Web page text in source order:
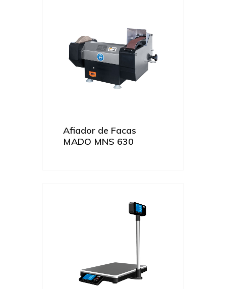
Afiador de Facas
MADO MNS 630